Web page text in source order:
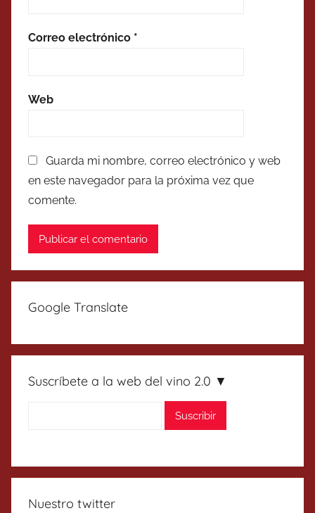
Correo electrónico *
Web
Guarda mi nombre, correo electrónico y web
en este navegador para la próxima vez que
comente.
Google Translate
Suscríbete a la web del vino 2.0 ▼
Nuestro twitter